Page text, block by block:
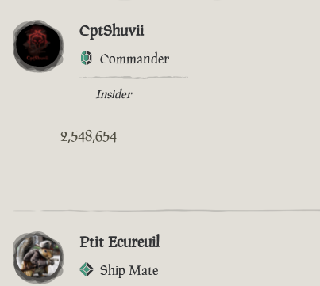
CptShuvii
Commander
Insider
2,548,654
Ptit Ecureuil
Ship Mate